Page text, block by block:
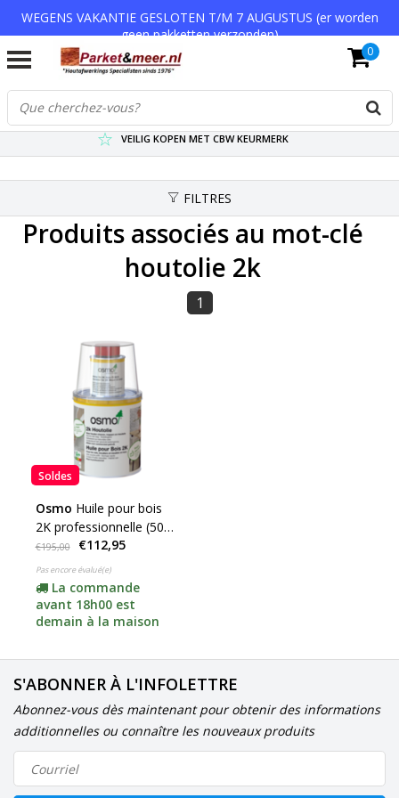
WEGENS VAKANTIE GESLOTEN T/M 7 AUGUSTUS (er worden
geen pakketten verzonden)
VERZENDKOSTEN € 7,95 (GRATIS VA €75,-)
SCHERPSTE PRIJZEN TOT WEL 75% KORTING !
VEILIG KOPEN MET CBW KEURMERK
0
FILTRES
Produits associés au mot-clé
houtolie 2k
1
Soldes
Osmo Huile pour bois
2K professionnelle (50
m², 1 couche et sans
COV !)
€195,00 €112,95
Pas encore évalué(e)
La commande
avant 18h00 est
demain à la maison
S'ABONNER À L'INFOLETTRE
Abonnez-vous dès maintenant pour obtenir des informations
additionnelles ou connaître les nouveaux produits